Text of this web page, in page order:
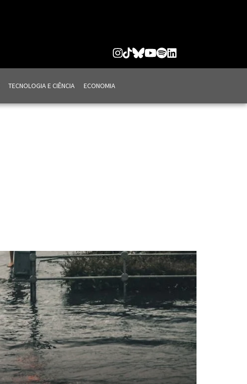
TECNOLOGIA E CIÊNCIA ECONOMIA